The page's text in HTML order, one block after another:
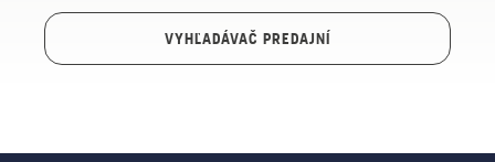
VYHĽADÁVAČ PREDAJNÍ